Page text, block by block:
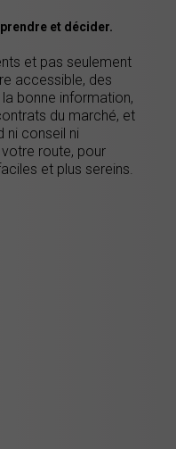
et décider.
et pas seulement
accessible, des
bonne information,
du marché, et
ni conseil ni
route, pour
et plus sereins.